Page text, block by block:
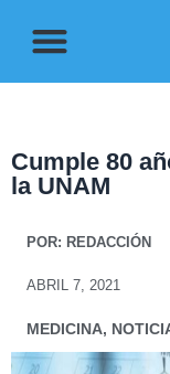
Cumple 80
la UNAM
POR: REDACCIÓN
ABRIL 7, 2021
MEDICINA,